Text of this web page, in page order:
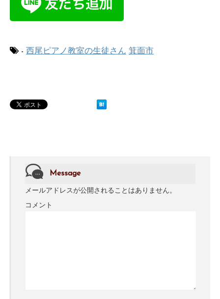
- 西尾ピアノ教室の生徒さん 箕面市
Message
メールアドレスが公開されることはありません。
コメント